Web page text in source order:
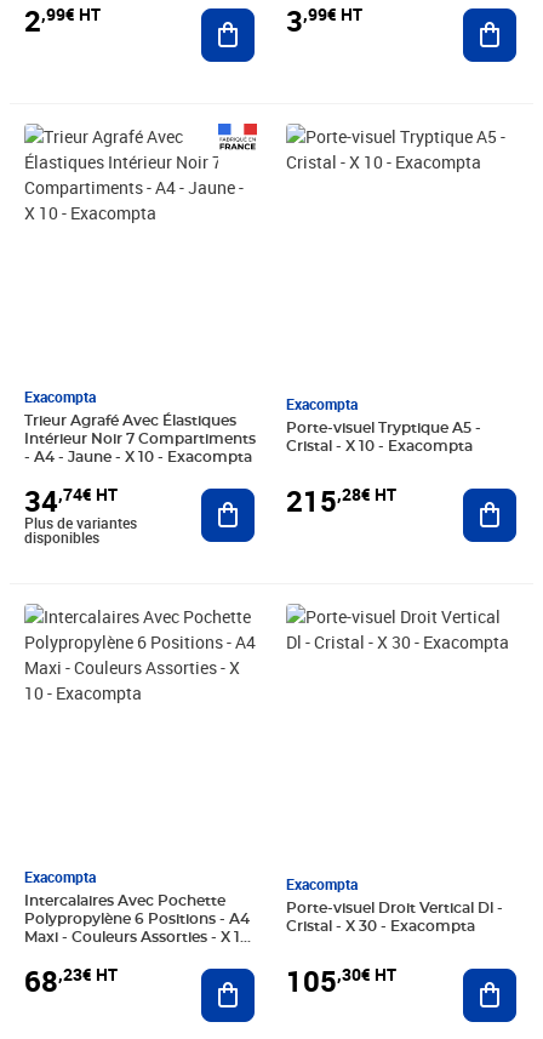
2,99€ HT Ajouter au panier
3,99€ HT
Exacompta
Trieur Agrafé Avec Élastiques
Intérieur Noir 7 Compartiments
- A4 - Jaune - X 10 - Exacompta
34,74€ HT
Prix 34,74€ HT
Plus de variantes
disponibles
Ajouter au panier
Exacompta
Porte-visuel Tryptique A5 -
Cristal - X 10 - Exacompta
215,28€ HT
Prix 215,28€ HT
Exacompta
Intercalaires Avec Pochette
Polypropylène 6 Positions - A4
Maxi - Couleurs Assorties - X 10
68,23€ HT
Prix 68,23€ HT
Ajouter au panier
Exacompta
Porte-visuel Droit Vertical Dl -
Cristal - X 30 - Exacompta
105,30€ HT
Prix 105,30€ HT